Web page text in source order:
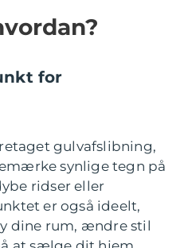
for
gulvafslibning,
synlige tegn på
ridser eller
er også ideelt,
dine rum, ændre stil